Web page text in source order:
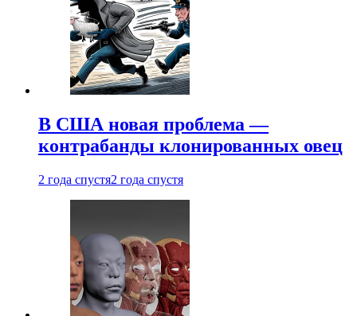
В США новая проблема —
контрабанды клонированных овец
2 года спустя2 года спустя